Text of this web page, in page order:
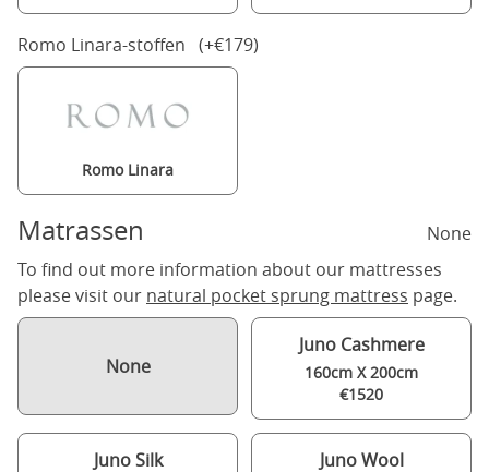
Romo Linara-stoffen (+€179)
Romo Linara
Matrassen
None
To find out more information about our mattresses
please visit our natural pocket sprung mattress page.
None
Juno Cashmere
160cm X 200cm
€1520
Juno Silk Juno Wool